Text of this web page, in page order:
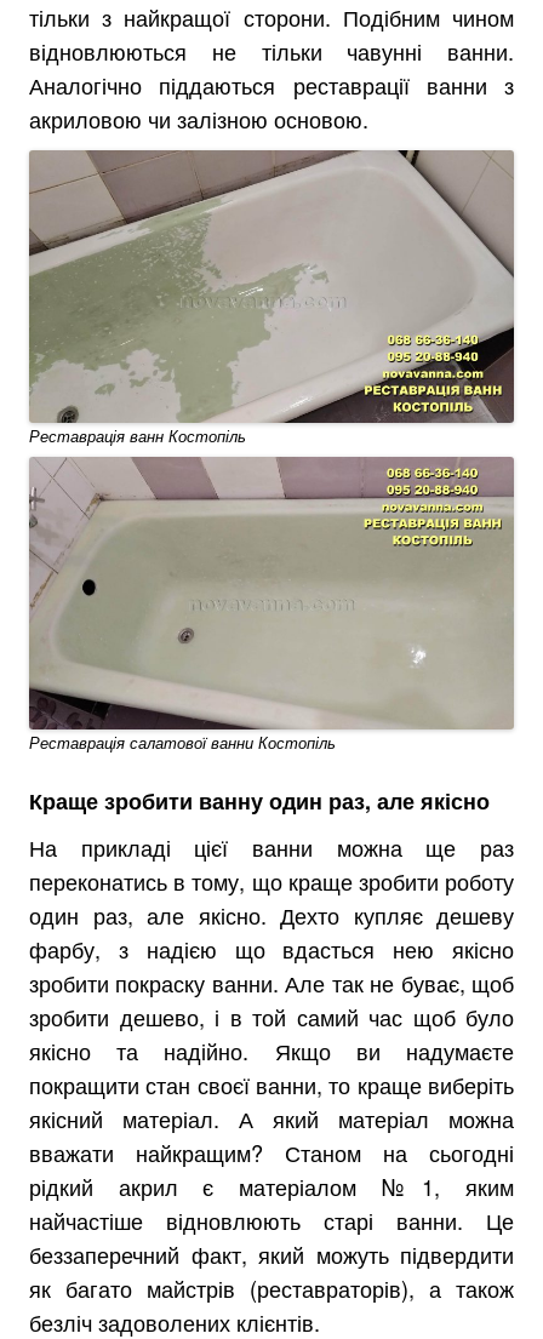
тільки з найкращої сторони. Подібним чином
відновлюються не тільки чавунні ванни.
Аналогічно піддаються реставрації ванни з
акриловою чи залізною основою.
Реставрація ванн Костопіль
Реставрація салатової ванни Костопіль
Краще зробити ванну один раз, але якісно
На прикладі цієї ванни можна ще раз
переконатись в тому, що краще зробити роботу
один раз, але якісно. Дехто купляє дешеву
фарбу, з надією що вдасться нею якісно
зробити покраску ванни. Але так не буває, щоб
зробити дешево, і в той самий час щоб було
якісно та надійно. Якщо ви надумаєте
покращити стан своєї ванни, то краще виберіть
якісний матеріал. А який матеріал можна
вважати найкращим? Станом на сьогодні
рідкий акрил є матеріалом №1, яким
найчастіше відновлюють старі ванни. Це
беззаперечний факт, який можуть підвердити
як багато майстрів (реставраторів), а також
безліч задоволених клієнтів.